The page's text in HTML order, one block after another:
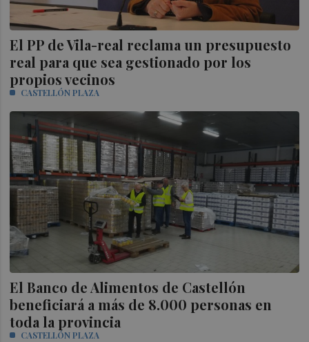
El PP de Vila-real reclama un presupuesto
real para que sea gestionado por los
propios vecinos
CASTELLÓN PLAZA
El Banco de Alimentos de Castellón
beneficiará a más de 8.000 personas en
toda la provincia
CASTELLÓN PLAZA